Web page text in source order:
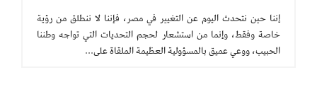
إننا حين نتحدث اليوم عن التغيير في مصر، فإننا لا ننطلق من رؤية
خاصة وفقط، وإنما من استشعار لحجم التحديات التي تواجه وطننا
الحبيب، ووعي عميق بالمسؤولية العظيمة الملقاة على...